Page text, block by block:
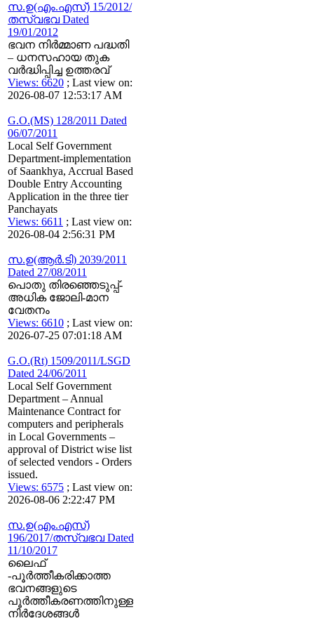
സ.ഉ(എം.എസ്) 15/2012/
തസ്വഭവ Dated
19/01/2012
ഭവന നിര്‍മ്മാണ പദ്ധതി
– ധനസഹായ തുക
വര്‍ദ്ധിപ്പിച്ച ഉത്തരവ്‌
Views: 6620 ; Last view on:
2026-08-07 12:53:17 AM
G.O.(MS) 128/2011 Dated
06/07/2011
Local Self Government
Department-implementation
of Saankhya, Accrual Based
Double Entry Accounting
Application in the three tier
Panchayats
Views: 6611 ; Last view on:
2026-08-04 2:56:31 PM
സ.ഉ(ആര്‍.ടി) 2039/2011
Dated 27/08/2011
പൊതു തിരഞ്ഞെടുപ്പ്-
അധിക ജോലി-മാന
വേതനം
Views: 6610 ; Last view on:
2026-07-25 07:01:18 AM
G.O.(Rt) 1509/2011/LSGD
Dated 24/06/2011
Local Self Government
Department – Annual
Maintenance Contract for
computers and peripherals
in Local Governments –
approval of District wise list
of selected vendors - Orders
issued.
Views: 6575 ; Last view on:
2026-08-06 2:22:47 PM
സ.ഉ(എം.എസ്)
196/2017/തസ്വഭവ Dated
11/10/2017
ലൈഫ്
-പൂർത്തീകരിക്കാത്ത
ഭവനങ്ങളുടെ
പൂർത്തീകരണത്തിനുള്ള
നിർദേശങ്ങൾ